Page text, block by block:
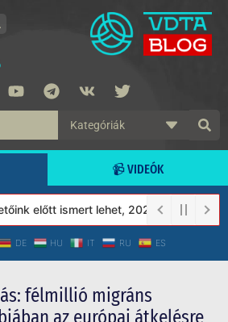
📹 VIDEÓK
ismert lehet, 2023-tól a Védett
DE HU IT RU ES
félmillió migráns
az európai átkelésre